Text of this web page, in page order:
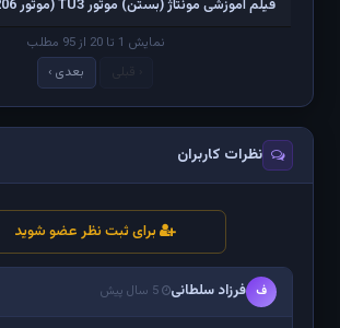
فیلم آموزشی مونتاژ (بستن) موتور TU3 (موتور 206 تیپ 2)
نمایش 1 تا 20 از 95 مطلب
بعدی ›
نظرات کاربران
برای ثبت نظر عضو شوید
ف فرزاد سلطانی 5 سال پیش